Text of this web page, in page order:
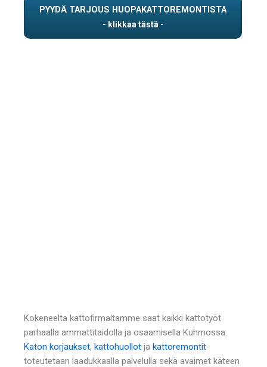
PYYDÄ TARJOUS HUOPAKATTOREMONTISTA
Kokeneelta kattofirmaltamme saat kaikki kattotyöt
parhaalla ammattitaidolla ja osaamisella Kuhmossa.
Katon korjaukset, kattohuollot ja kattoremontit
toteutetaan laadukkaalla palvelulla sekä avaimet käteen